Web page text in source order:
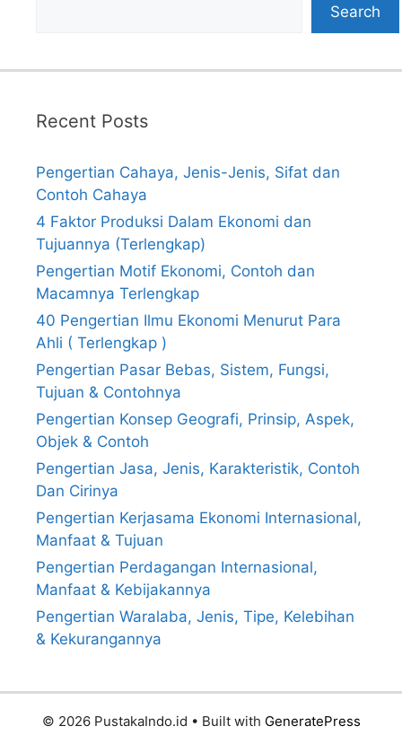
Search
Recent Posts
Pengertian Cahaya, Jenis-Jenis, Sifat dan
Contoh Cahaya
4 Faktor Produksi Dalam Ekonomi dan
Tujuannya (Terlengkap)
Pengertian Motif Ekonomi, Contoh dan
Macamnya Terlengkap
40 Pengertian Ilmu Ekonomi Menurut Para
Ahli ( Terlengkap )
Pengertian Pasar Bebas, Sistem, Fungsi,
Tujuan & Contohnya
Pengertian Konsep Geografi, Prinsip, Aspek,
Objek & Contoh
Pengertian Jasa, Jenis, Karakteristik, Contoh
Dan Cirinya
Pengertian Kerjasama Ekonomi Internasional,
Manfaat & Tujuan
Pengertian Perdagangan Internasional,
Manfaat & Kebijakannya
Pengertian Waralaba, Jenis, Tipe, Kelebihan
& Kekurangannya
© 2026 PustakaIndo.id • Built with GeneratePress